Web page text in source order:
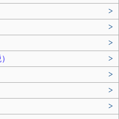
>
>
>
>
>
>
>